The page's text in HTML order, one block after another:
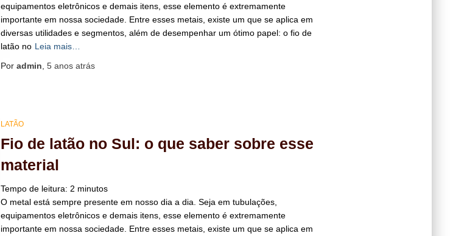
equipamentos eletrônicos e demais itens, esse elemento é extremamente
importante em nossa sociedade. Entre esses metais, existe um que se aplica em
diversas utilidades e segmentos, além de desempenhar um ótimo papel: o fio de
latão no Leia mais…
Por admin 5 anosatrás
LATÃO
Fio de latão no Sul: o que saber sobre esse
material
Tempo de leitura: 2 minutos
O metal está sempre presente em nosso dia a dia. Seja em tubulações,
equipamentos eletrônicos e demais itens, esse elemento é extremamente
importante em nossa sociedade. Entre esses metais, existe um que se aplica em